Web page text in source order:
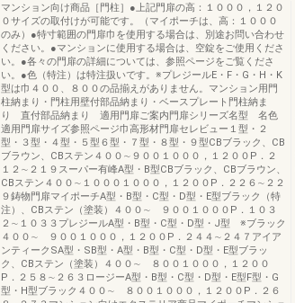
マンション向け商品［門柱］●上記門扉の高：１０００，１２０
０サイズの取付けが可能です。（マイポーチは、高：１０００
のみ）●特寸範囲の門扉巾を使用する場合は、別途お問い合わせ
ください。●マンションに使用する場合は、空錠をご使用くださ
い。●各々の門扉の詳細については、参照ページをご覧くださ
い。●色（特注）は特注扱いです。※プレジールE・F・G・H・K
型は巾４００、８００の品揃えがありません。マンション用門
柱納まり・門柱用壁付部品納まり・ベースプレート門柱納ま
り 直付部品納まり 適用門扉ご案内門扉シリーズ名型 名色
適用門扉サイズ参照ページ巾高形材門扉セレビュー１型・２
型・３型・４型・５型６型・７型・８型・９型CBブラック、CB
ブラウン、CBステン４００∼９００１０００，１２００P．２
１２∼２１９スーパー有峰A型・B型CBブラック、CBブラウン、
CBステン４００∼１０００１０００，１２００P．２２６∼２２
９鋳物門扉マイポーチA型・B型・C型・D型・E型ブラック（特
注）、CBステン（塗装）４００∼ ９００１０００P．１０３
２∼１０３３プレジールA型・B型・C型・D型・J型 ※ブラック
４００∼ ９００１０００，１２００P．２４４∼２４７アイア
ンティークSA型・SB型・A型・B型・C型・D型・E型ブラッ
ク、CBステン（塗装）４００∼ ８００１０００，１２００
P．２５８∼２６３ロージーA型・B型・C型・D型・E型F型・G
型・H型ブラック４００∼ ８００１０００，１２００P．２６